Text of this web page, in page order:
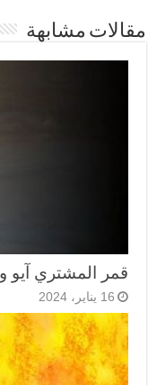
مقالات مشابهة
قمر المشتري آيو
16 يناير، 2024